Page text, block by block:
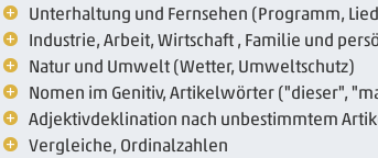
Unterhaltung und Fernsehen (Programm,
Industrie, Arbeit, Wirtschaft , Familie und
Natur und Umwelt (Wetter, Umweltschutz)
Nomen im Genitiv, Artikelwörter ("dieser",
Adjektivdeklination nach unbestimmtem
Vergleiche, Ordinalzahlen